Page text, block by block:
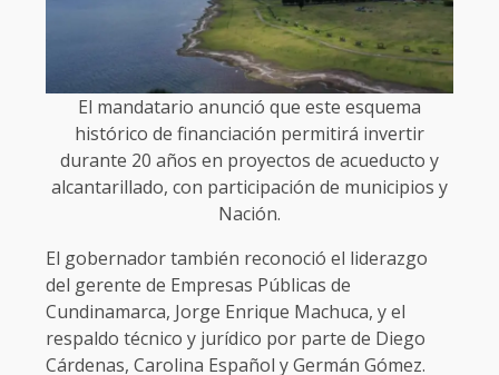
El mandatario anunció que este esquema
histórico de financiación permitirá invertir
durante 20 años en proyectos de acueducto y
alcantarillado, con participación de municipios y
Nación.
El gobernador también reconoció el liderazgo
del gerente de Empresas Públicas de
Cundinamarca, Jorge Enrique Machuca, y el
respaldo técnico y jurídico por parte de Diego
Cárdenas, Carolina Español y Germán Gómez.